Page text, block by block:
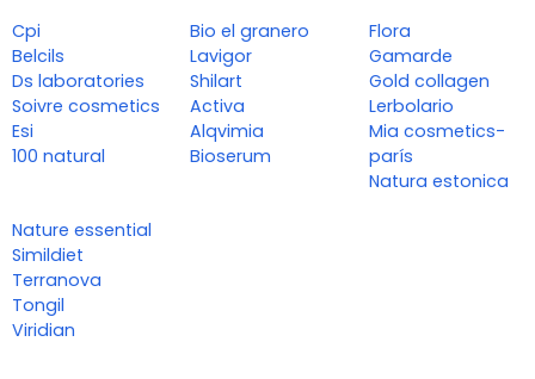
Cpi
Belcils
Ds laboratories
Soivre cosmetics
Esi
100 natural
Bio el granero
Lavigor
Shilart
Activa
Alqvimia
Bioserum
Flora
Gamarde
Gold collagen
Lerbolario
Mia cosmetics-
parís
Natura estonica
Nature essential
Simildiet
Terranova
Tongil
Viridian